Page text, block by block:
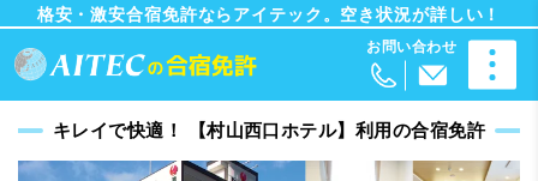
格安・激安合宿免許ならアイテック。空き状況が詳しい！
キレイで快適！ 【村山西口ホテル】利用の合宿免許